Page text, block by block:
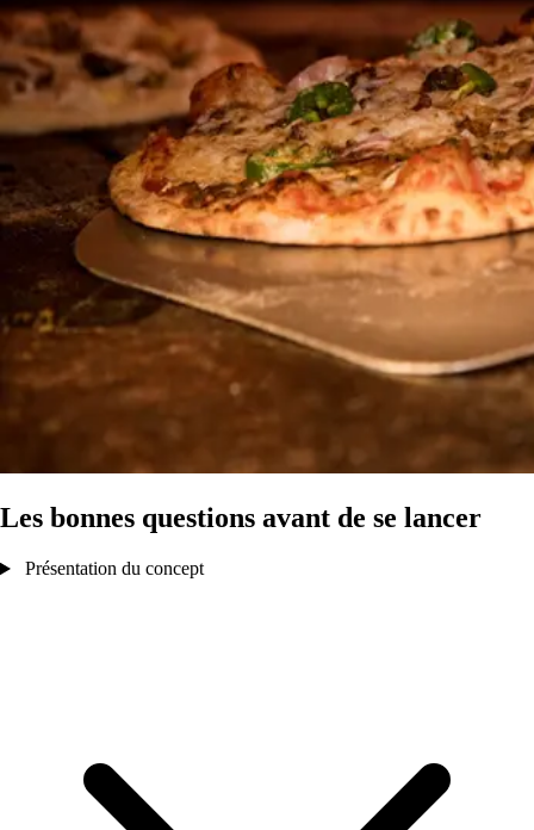
Les bonnes questions avant de se lancer
Présentation du concept